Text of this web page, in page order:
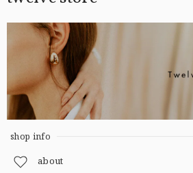
shop info
about